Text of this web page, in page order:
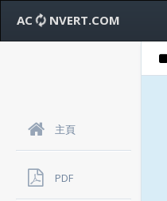
AC NVERT.COM
主頁
PDF